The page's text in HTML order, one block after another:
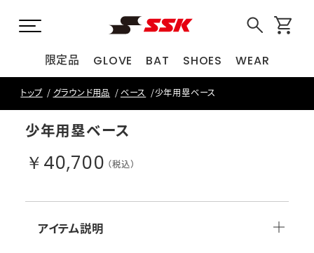
限定品 GLOVE BAT SHOES WEAR
トップ グラウンド用品 ベース 少年用塁ベース
少年用塁ベース
￥40,700 （税込）
アイテム説明